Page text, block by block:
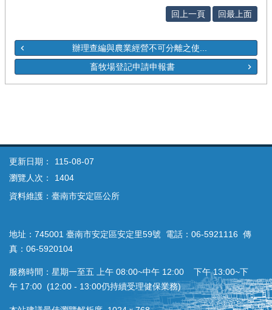
回上一頁 回最上面
辦理查編與農業經營不可分離之使...
畜牧場登記申請申報書
更新日期：
115-08-07
瀏覽人次：
1404
資料維護：臺南市安定區公所
地址：745001 臺南市安定區安定里59號 電話：06-5921116 傳
真：06-5920104
服務時間：星期一至五 上午 08:00~中午 12:00 下午 13:00~下
午 17:00 (12:00 - 13:00仍持續受理健保業務)